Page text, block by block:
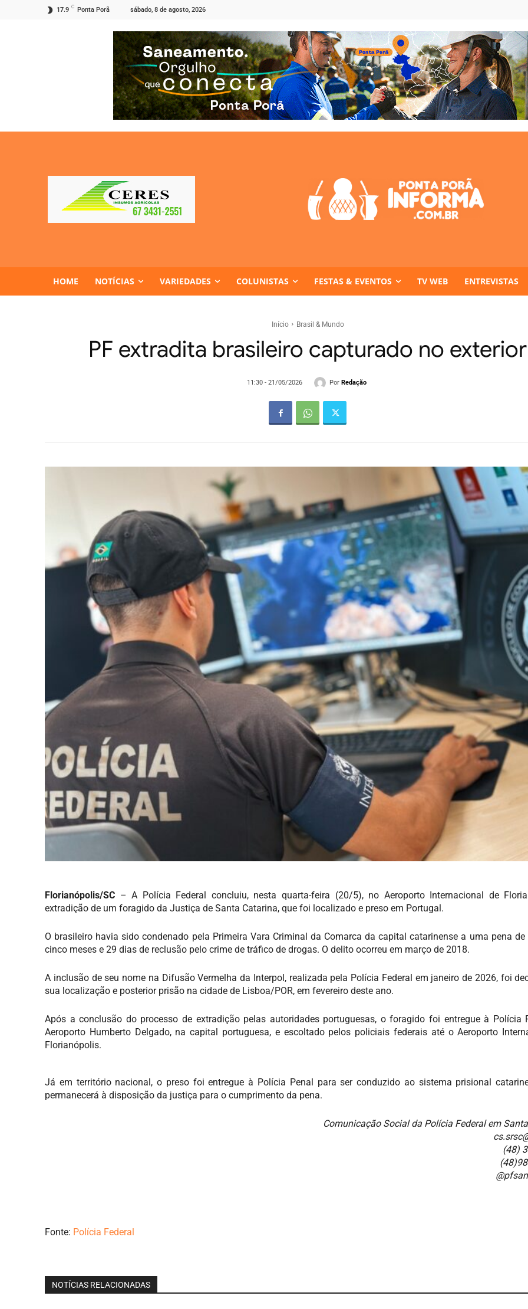
17.9 C Ponta Porã sábado, 8 de agosto, 2026
HOME NOTÍCIAS VARIEDADES COLUNISTAS FESTAS & EVENTOS TV WEB ENTREVISTAS
Início Brasil & Mundo
PF extradita brasileiro capturado no exterior
11:30 - 21/05/2026 Por Redação
Florianópolis/SC – A Polícia Federal concluiu, nesta quarta-feira (20/5), no Aeroporto Internacional de
extradição de um foragido da Justiça de Santa Catarina, que foi localizado e preso em Portugal.
O brasileiro havia sido condenado pela Primeira Vara Criminal da Comarca da capital catarinense a uma pena de
cinco meses e 29 dias de reclusão pelo crime de tráfico de drogas. O delito ocorreu em março de 2018.
A inclusão de seu nome na Difusão Vermelha da Interpol, realizada pela Polícia Federal em janeiro de 2026, foi
sua localização e posterior prisão na cidade de Lisboa/POR, em fevereiro deste ano.
Após a conclusão do processo de extradição pelas autoridades portuguesas, o foragido foi entregue à Polícia
Aeroporto Humberto Delgado, na capital portuguesa, e escoltado pelos policiais federais até o Aeroporto
Florianópolis.
Já em território nacional, o preso foi entregue à Polícia Penal para ser conduzido ao sistema prisional
permanecerá à disposição da justiça para o cumprimento da pena.
Comunicação Social da Polícia Federal em
(48)
Fonte: Polícia Federal
NOTÍCIAS RELACIONADAS